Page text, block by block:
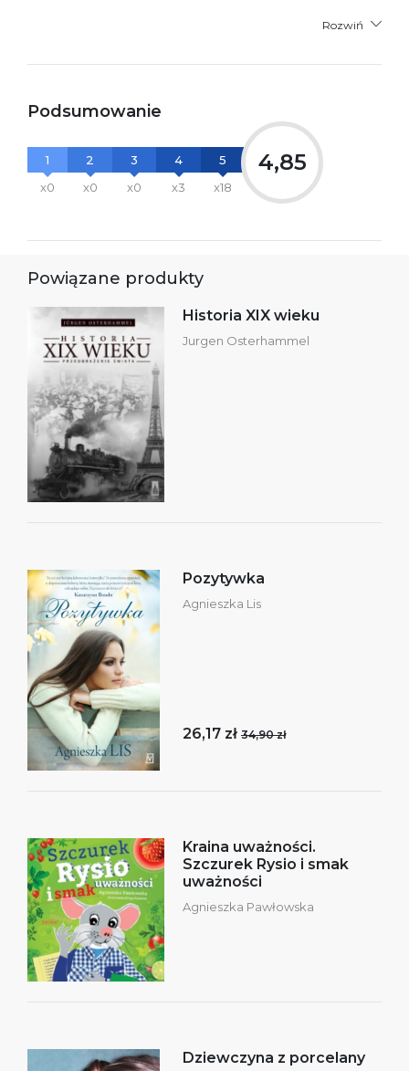
Rozwiń
Podsumowanie
1
x0
2
x0
3
x0
4
x3
5
x18
4,85
Powiązane produkty
Historia XIX wieku
Jurgen Osterhammel
Pozytywka
Agnieszka Lis
26,17 zł 34,90 zł
Kraina uważności.
Szczurek Rysio i smak
uważności
Agnieszka Pawłowska
Dziewczyna z porcelany